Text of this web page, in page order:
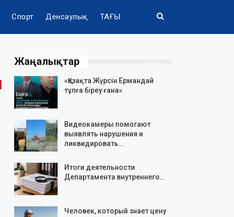
Спорт Денсаулық ТАҒЫ
Жаңалықтар
«Қазақта Жүрсін Ермандай
тұлға біреу ғана»
Видеокамеры помогают
выявлять нарушения и
ликвидировать…
Итоги деятельности
Департамента внутреннего…
Человек, который знает цену